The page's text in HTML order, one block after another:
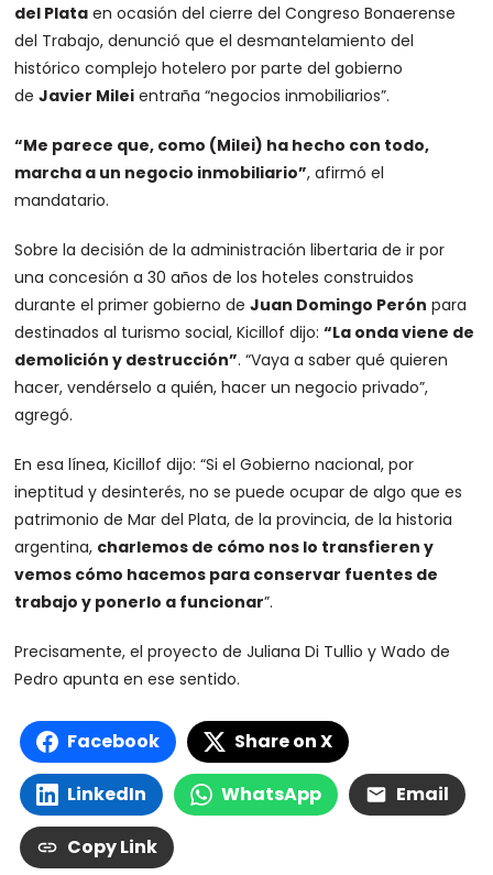
del Plata en ocasión del cierre del Congreso Bonaerense
del Trabajo, denunció que el desmantelamiento del
histórico complejo hotelero por parte del gobierno
deJavier Milei entraña “negocios inmobiliarios”.
“Me parece que, como (Milei) ha hecho con todo,
marcha a un negocio inmobiliario”, afirmó el
mandatario.
Sobre la decisión de la administración libertaria de ir por
una concesión a 30 años de los hoteles construidos
durante el primer gobierno deJuan Domingo Perón para
destinados al turismo social, Kicillof dijo:“La onda viene de
demolición y destrucción”. “Vaya a saber qué quieren
hacer, vendérselo a quién, hacer un negocio privado”,
agregó.
En esa línea, Kicillof dijo: “Si el Gobierno nacional, por
ineptitud y desinterés, no se puede ocupar de algo que es
patrimonio de Mar del Plata, de la provincia, de la historia
argentina, charlemos de cómo nos lo transfieren y
vemos cómo hacemos para conservar fuentes de
trabajo y ponerlo a funcionar”.
Precisamente, el proyecto de Juliana Di Tullio y Wado de
Pedro apunta en ese sentido.
Facebook Share on X
LinkedIn WhatsApp Email
Copy Link